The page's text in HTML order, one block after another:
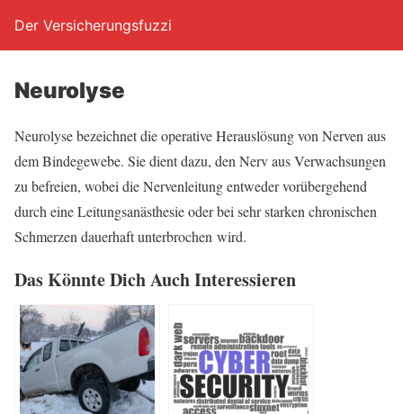
Der Versicherungsfuzzi
Neu­ro­ly­se
Neu­ro­ly­se bezeich­net die ope­ra­ti­ve Her­aus­lö­sung von Ner­ven aus
dem Bin­de­ge­we­be. Sie dient dazu, den Nerv aus Ver­wach­sun­gen
zu befrei­en, wobei die Ner­ven­lei­tung ent­we­der vor­über­ge­hend
durch eine Lei­tungs­an­äs­the­sie oder bei sehr star­ken chro­ni­schen
Schmer­zen dau­er­haft unter­bro­chen wird.
Das Könn­te Dich Auch Interessieren